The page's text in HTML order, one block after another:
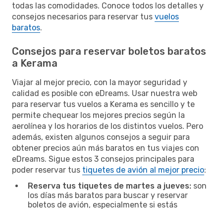
todas las comodidades. Conoce todos los detalles y
consejos necesarios para reservar tus vuelos
baratos.
Consejos para reservar boletos baratos
a Kerama
Viajar al mejor precio, con la mayor seguridad y
calidad es posible con eDreams. Usar nuestra web
para reservar tus vuelos a Kerama es sencillo y te
permite chequear los mejores precios según la
aerolínea y los horarios de los distintos vuelos. Pero
además, existen algunos consejos a seguir para
obtener precios aún más baratos en tus viajes con
eDreams. Sigue estos 3 consejos principales para
poder reservar tus tiquetes de avión al mejor precio:
Reserva tus tiquetes de martes a jueves: son
los días más baratos para buscar y reservar
boletos de avión, especialmente si estás